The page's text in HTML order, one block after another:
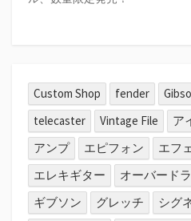
Custom Shop fender
telecaster
Vintage File ア
アンプ
エピフォン エフ
エレキギター
オーバード
ギブソン
グレッチ
シグ